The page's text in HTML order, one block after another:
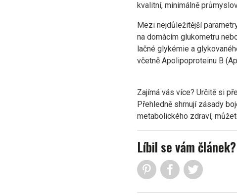
kvalitní, minimálně
Mezi nejdůležitější
na domácím glukometru
lačné glykémie a
včetně Apolipoproteinu B
Zajímá vás více? Určitě si
Přehledně shrnují zásady
metabolického zdraví,
Líbil se vám